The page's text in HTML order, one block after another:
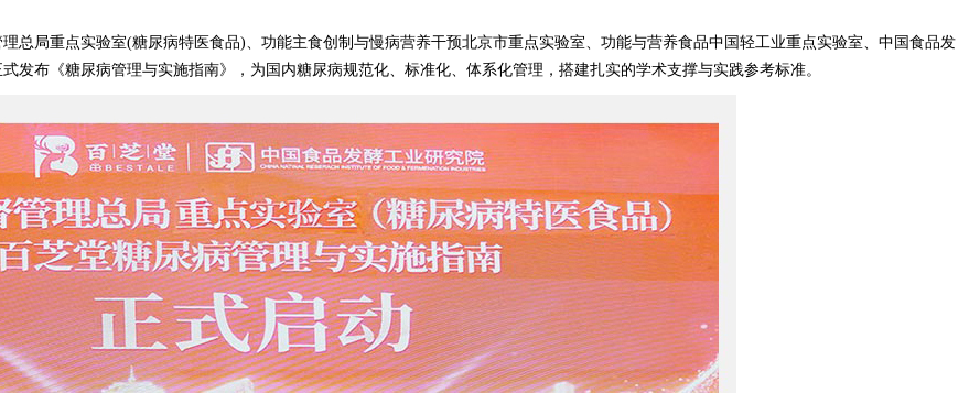
总局重点实验室(糖尿病特医食品)、功能主食创制与慢病营养干预北京市重点实验室、功能与营养食品中国轻工业重点实验室、中国食品发
发布《糖尿病管理与实施指南》，为国内糖尿病规范化、标准化、体系化管理，搭建扎实的学术支撑与实践参考标准。